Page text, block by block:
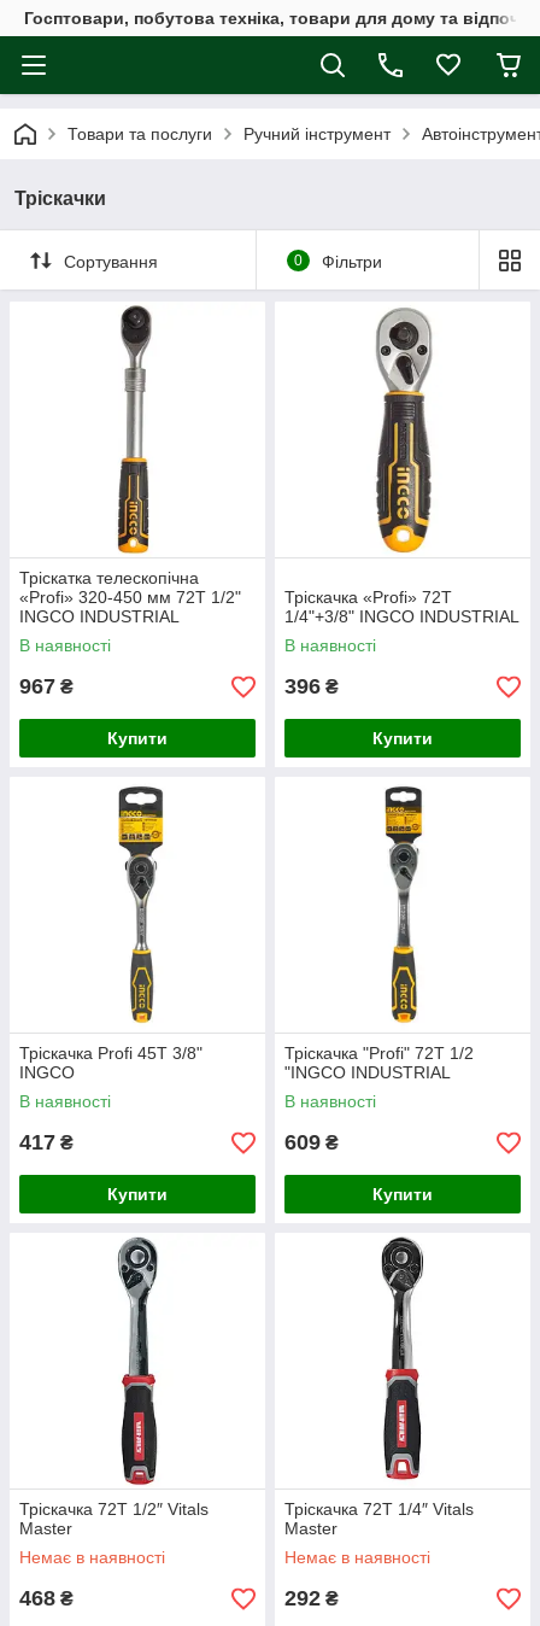
Госптовари, побутова техніка, товари для дому та
Товари та послуги Ручний інструмент
Тріскачки
Сортування 0 Фільтри
Тріскатка телескопічна
«Profi» 320-450 мм 72T 1/2"
INGCO INDUSTRIAL
В наявності
967 ₴
Купити
Тріскачка «Profi» 72T
1/4"+3/8" INGCO INDUSTRIAL
В наявності
396 ₴
Купити
Тріскачка Profi 45T 3/8"
INGCO
В наявності
417 ₴
Купити
Тріскачка "Profi" 72T 1/2
"INGCO INDUSTRIAL
В наявності
609 ₴
Купити
Тріскачка 72T 1/2″ Vitals
Master
Немає в наявності
468 ₴
Тріскачка 72T 1/4″ Vitals
Master
Немає в наявності
292 ₴